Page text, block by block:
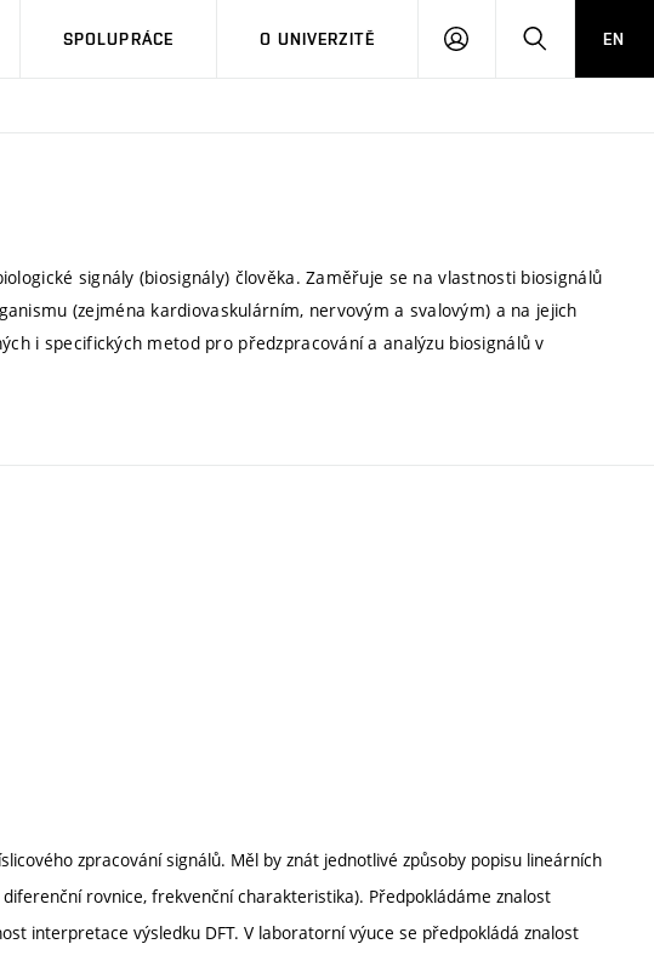
SPOLUPRÁCE O UNIVERZITĚ
PŘIHLÁSIT HLEDATEN
signály (biosignály) člověka. Zaměřuje se na vlastnosti biosignálů
(zejména kardiovaskulárním, nervovým a svalovým) a na jejich
i specifických metod pro předzpracování a analýzu biosignálů v
zpracování signálů. Měl by znát jednotlivé způsoby popisu lineárních
rovnice, frekvenční charakteristika). Předpokládáme znalost
interpretace výsledku DFT. V laboratorní výuce se předpokládá znalost